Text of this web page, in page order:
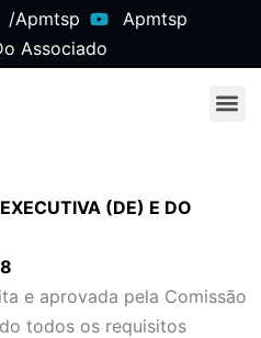
/apmtsp
Apmtsp
Associado
(DE) E DO
e aprovada pela Comissão
todos os requisitos